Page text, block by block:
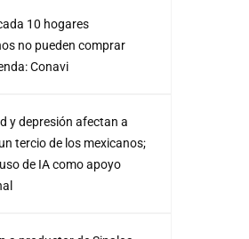
10 hogares
no pueden comprar
Conavi
y depresión afectan a
tercio de los mexicanos;
de IA como apoyo